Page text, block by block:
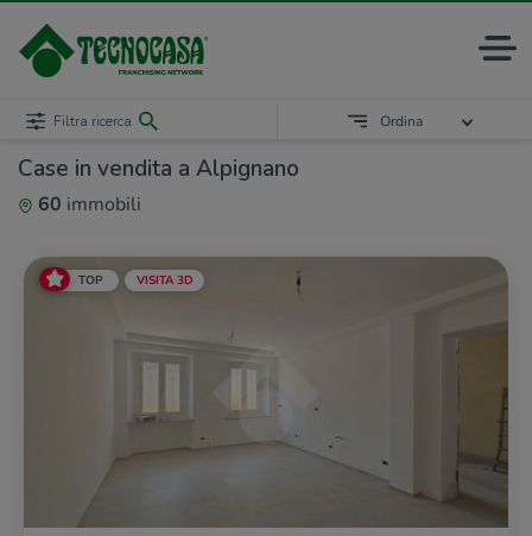
Case in vendita a Alpignano
60 immobili
Filtra ricerca Ordina
TOP VISITA 3D